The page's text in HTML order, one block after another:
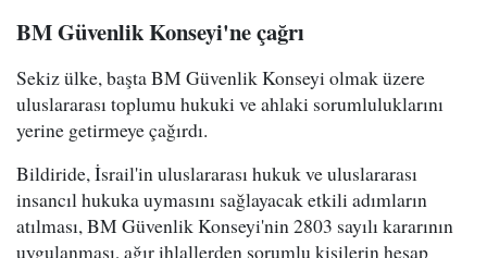
BM Güvenlik Konseyi'ne çağrı
Sekiz ülke, başta BM Güvenlik Konseyi olmak üzere
uluslararası toplumu hukuki ve ahlaki sorumluluklarını
yerine getirmeye çağırdı.
Bildiride, İsrail'in uluslararası hukuk ve uluslararası
insancıl hukuka uymasını sağlayacak etkili adımların
atılması, BM Güvenlik Konseyi'nin 2803 sayılı kararının
uygulanması, ağır ihlallerden sorumlu kişilerin hesap